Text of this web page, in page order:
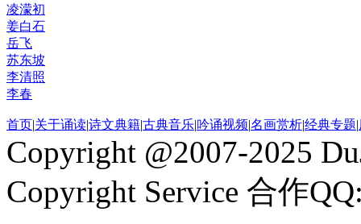
凌濛初
姜白石
岳飞
苏东坡
李清照
李春
首页|关于诵读|诗文典籍|古典音乐|吟诵视频|名画赏析|经典专题|
Copyright @2007-2025
Copyright Service 合作